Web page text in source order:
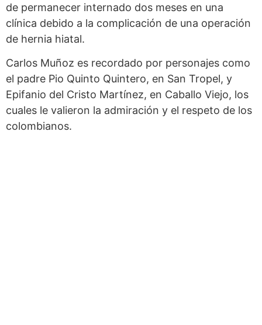
de permanecer internado dos meses en una
clínica debido a la complicación de una operación
de hernia hiatal.
Carlos Muñoz es recordado por personajes como
el padre Pio Quinto Quintero, en San Tropel, y
Epifanio del Cristo Martínez, en Caballo Viejo, los
cuales le valieron la admiración y el respeto de los
colombianos.